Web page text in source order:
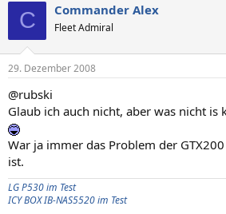
C Commander Alex
Fleet Admiral
29. Dezember 2008
@rubski
Glaub ich auch nicht, aber was nicht is
War ja immer das Problem der
ist.
LG P530 im Test
ICY BOX IB-NAS5520 im Test